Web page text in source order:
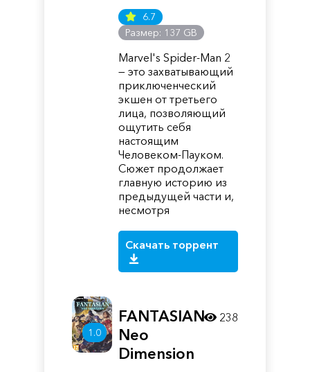
6.7
Размер: 137 GB
Marvel's Spider-Man 2
— это захватывающий
приключенческий
экшен от третьего
лица, позволяющий
ощутить себя
настоящим
Человеком-Пауком.
Сюжет продолжает
главную историю из
предыдущей части и,
несмотря
Скачать торрент
1.0
FANTASIAN
Neo
Dimension
238